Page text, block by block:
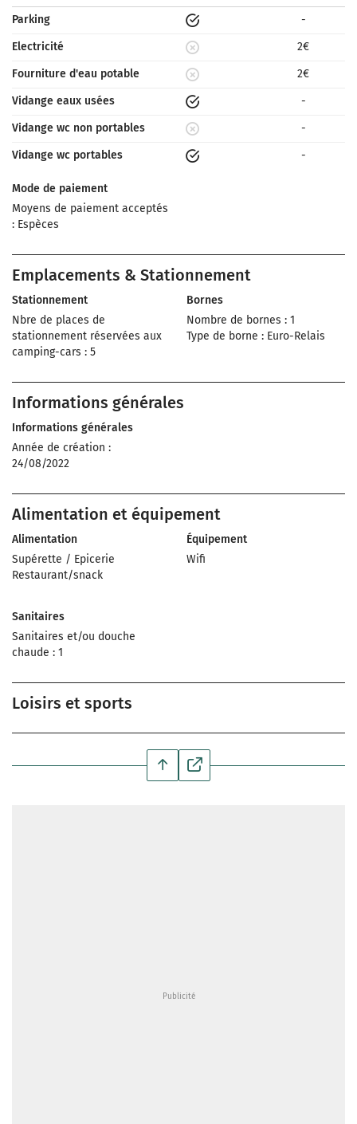
Parking
-
Electricité
2€
Fourniture d'eau potable
2€
Vidange eaux usées
-
Vidange wc non portables
-
Vidange wc portables
-
Mode de paiement
Moyens de paiement acceptés
: Espèces
Emplacements & Stationnement
Stationnement
Nbre de places de
stationnement réservées aux
camping-cars : 5
Bornes
Nombre de bornes : 1
Type de borne : Euro-Relais
Informations générales
Informations générales
Année de création :
24/08/2022
Alimentation et équipement
Alimentation
Supérette / Epicerie
Restaurant/snack
Équipement
Wifi
Sanitaires
Sanitaires et/ou douche
chaude : 1
Loisirs et sports